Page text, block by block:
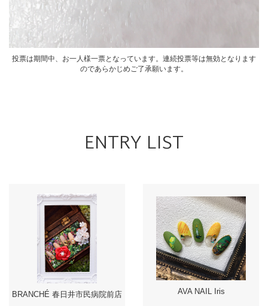
投票は期間中、お一人様一票となっています。連続投票等は無効となります
のであらかじめご了承願います。
ENTRY LIST
BRANCHÉ 春日井市民病院前店 AVA NAIL Iris